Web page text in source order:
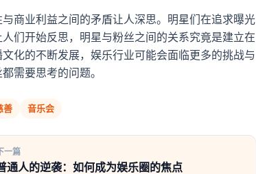
商业利益之间的矛盾让人深思。明星们在追求曝光
们开始反思，明星与粉丝之间的关系究竟是建立在
化的不断发展，娱乐行业可能会面临更多的挑战与
需要思考的问题。
善 音乐会
下一篇
通人的逆袭：如何成为娱乐圈的焦点